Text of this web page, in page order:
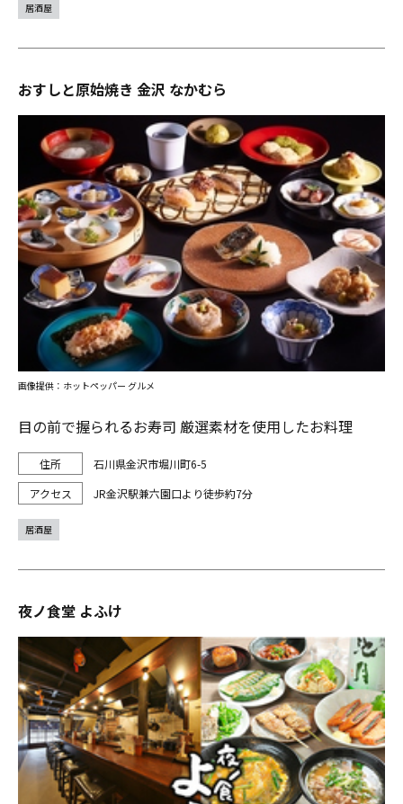
居酒屋
おすしと原始焼き 金沢 なかむら
目の前で握られるお寿司 厳選素材を使用したお料理
石川県金沢市堀川町6-5
JR金沢駅兼六園口より徒歩約7分
画像提供：ホットペッパー グルメ
居酒屋
夜ノ食堂 よふけ